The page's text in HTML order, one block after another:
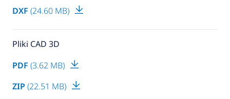
DXF (24.60 MB)
Pliki CAD 3D
PDF (3.62 MB)
ZIP (22.51 MB)